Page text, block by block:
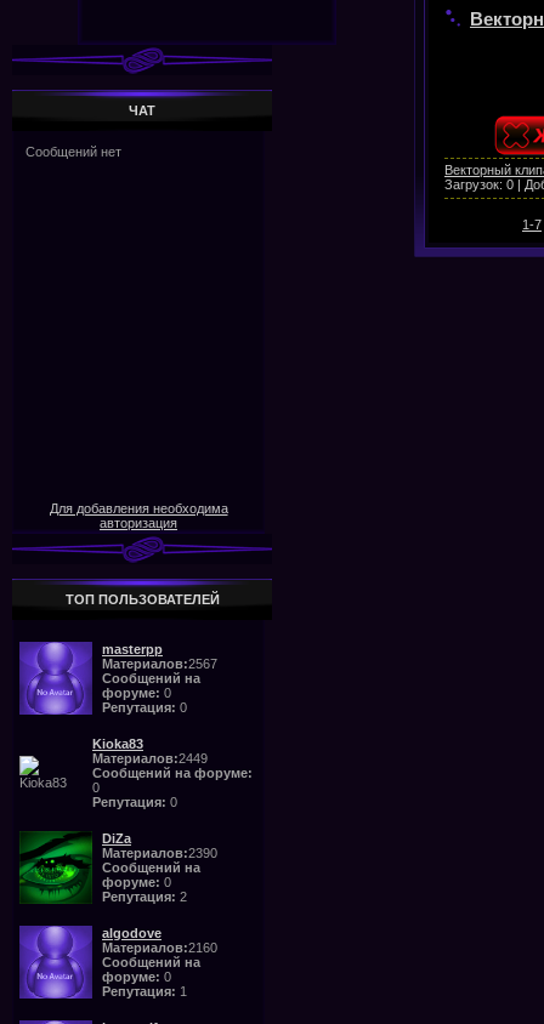
ЧАТ
Для добавления необходима
авторизация
ТОП ПОЛЬЗОВАТЕЛЕЙ
masterpp
Материалов:2567
Сообщений на
форуме: 0
Репутация: 0
Kioka83
Материалов:2449
Сообщений на форуме:
0
Репутация: 0
DiZa
Материалов:2390
Сообщений на
форуме: 0
Репутация: 2
algodove
Материалов:2160
Сообщений на
форуме: 0
Репутация: 1
Векторный
Загрузок: 0 |
1-7